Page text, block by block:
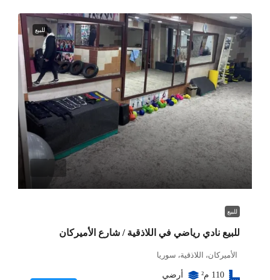
للبيع
للبيع
للبيع نادي رياضي في اللاذقية / شارع الأميركان
الأميركان، اللاذقية، سوريا
110 م² أرضي